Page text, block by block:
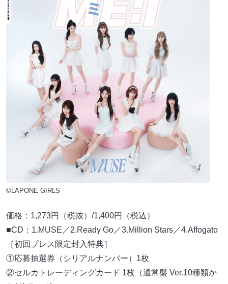
©LAPONE GIRLS
価格：1,273円（税抜）/1,400円（税込）
■CD：1.MUSE／2.Ready Go／3.Million Stars／4.Affogato
［初回プレス限定封入特典］
①応募抽選券（シリアルナンバー）1枚
②セルカトレーディングカード 1枚（通常盤 Ver.10種類か